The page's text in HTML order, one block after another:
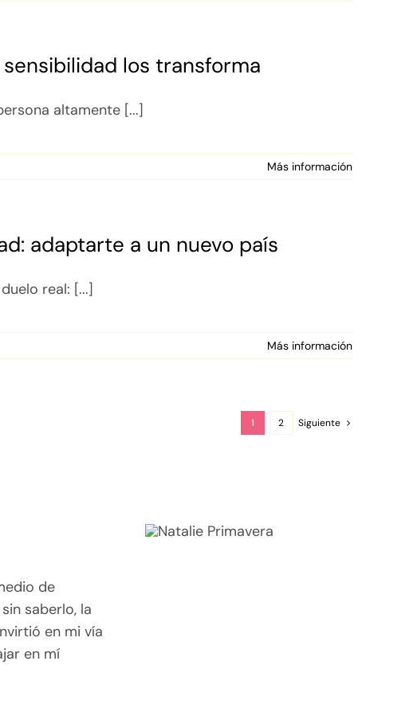
los transforma
altamente [...]
Más información
adaptarte a un nuevo país
real: [...]
Más información
1 2 Siguiente
de
saberlo, la
en mi vía
en mí